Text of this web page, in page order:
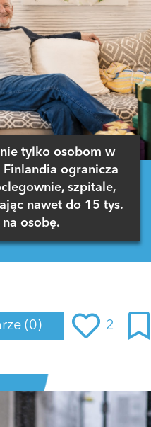
tylko osobom w
Finlandia ogranicza
szpitale,
nawet do 15 tys.
osobę.
(0) 2